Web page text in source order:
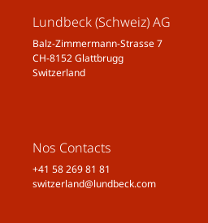
Lundbeck (Schweiz) AG
Balz-Zimmermann-Strasse 7
CH-8152 Glattbrugg
Switzerland
Nos Contacts
+41 58 269 81 81
switzerland@lundbeck.com